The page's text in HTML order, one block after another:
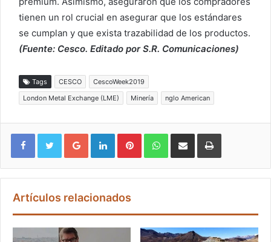
tienen un rol crucial en asegurar que los estándares
se cumplan y que exista trazabilidad de los productos.
(Fuente: Cesco. Editado por S.R. Comunicaciones)
Tags CESCO
CescoWeek2019
London Metal Exchange (LME)
Minería nglo American
Google+ LinkedIn Pinterest WhatsApp
Artículos relacionados